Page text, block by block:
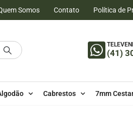
Somos Contato Política de
(41)
Cabrestos 7mm